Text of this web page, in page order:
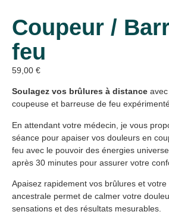
Coupeur /
feu
59,00 €
Soulagez vos brûlures à distance
coupeuse et barreuse de feu
En attendant votre médecin, je vous
séance pour apaiser vos douleurs en
feu avec le pouvoir des énergies
après 30 minutes pour assurer votre
Apaisez rapidement vos brûlures et
ancestrale permet de calmer votre
sensations et des résultats mesurables.